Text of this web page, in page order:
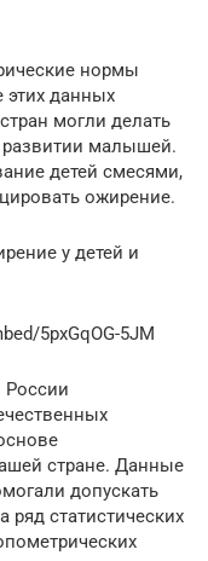
нормы
данных
могли делать
малышей.
детей смесями,
ожирение.
у детей и
5pxGqOG-5JM
России
стране. Данные
допускать
статистических